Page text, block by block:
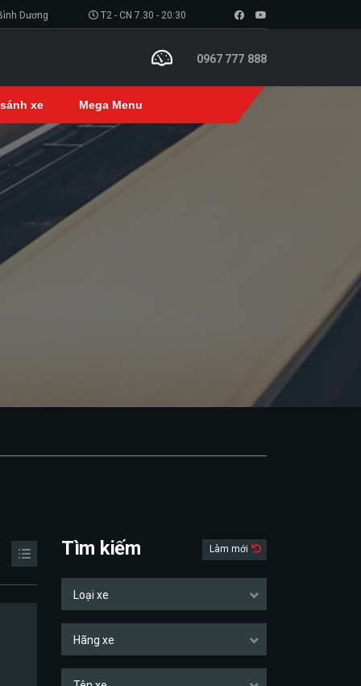
T2 - CN 7.30 - 20:30
Dương
0967 777 888
xe Mega Menu
Tìm kiếm Làm mới
Loại xe
Hãng xe